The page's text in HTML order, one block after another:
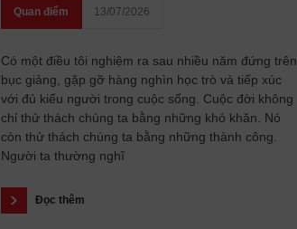
Quan điểm 13/07/2026
Có một điều tôi nghiệm ra sau nhiều năm đứng trên
bục giảng, gặp gỡ hàng nghìn học trò và tiếp xúc
với đủ kiểu người trong cuộc sống. Cuộc đời không
chỉ thử thách chúng ta bằng những khó khăn. Nó
còn thử thách chúng ta bằng những thành công.
Người ta thường nghĩ
Đọc thêm